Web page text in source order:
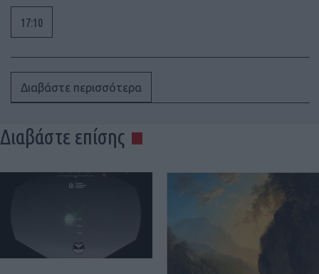
17:10
Διαβάστε περισσότερα
Διαβάστε επίσης